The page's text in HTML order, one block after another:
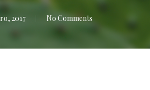
2017 No Comments